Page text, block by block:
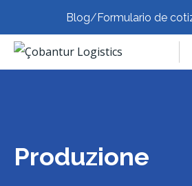
Blog/Formulario de
Produzione